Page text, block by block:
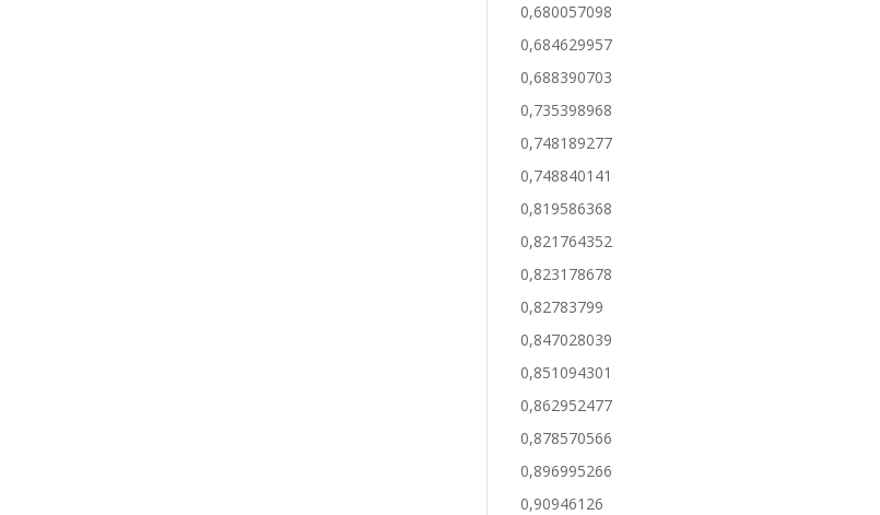
0,680057098
0,684629957
0,688390703
0,735398968
0,748189277
0,748840141
0,819586368
0,821764352
0,823178678
0,82783799
0,847028039
0,851094301
0,862952477
0,878570566
0,896995266
0,90946126